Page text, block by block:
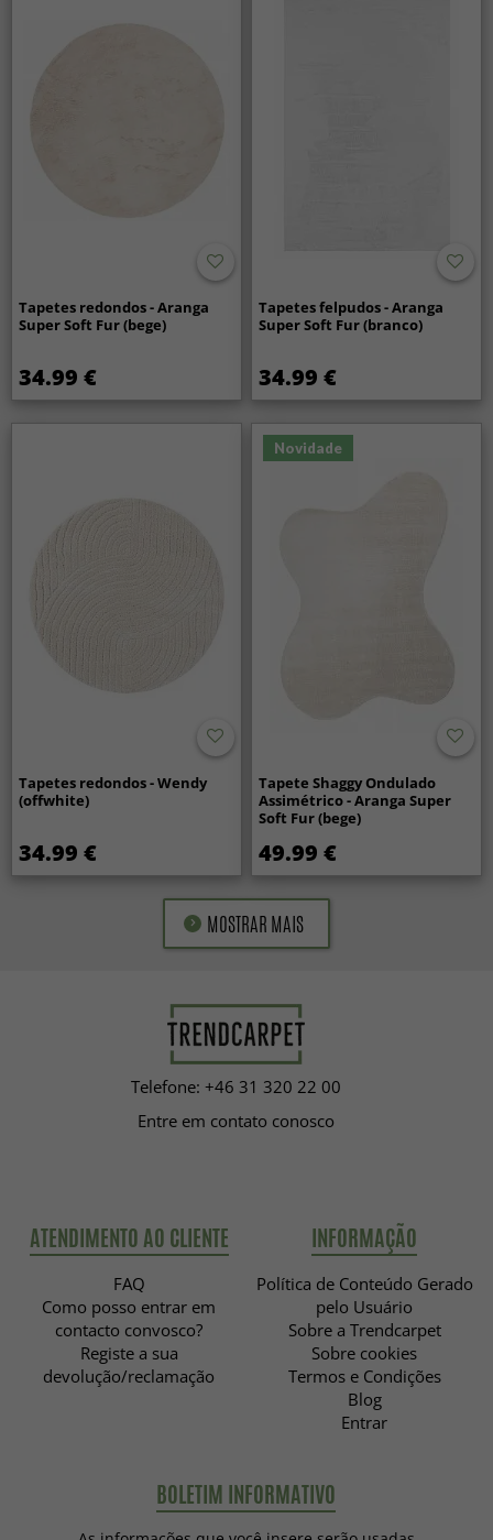
Tapetes redondos - Aranga
Super Soft Fur (bege)
34.99 €
Tapetes felpudos - Aranga
Super Soft Fur (branco)
34.99 €
Tapetes redondos - Wendy
(offwhite)
34.99 €
Novidade
Tapete Shaggy Ondulado
Assimétrico - Aranga Super
Soft Fur (bege)
49.99 €
MOSTRAR MAIS
Telefone: +46 31 320 22 00
Entre em contato conosco
ATENDIMENTO AO CLIENTE
FAQ
Como posso entrar em
contacto convosco?
Registe a sua
devolução/reclamação
INFORMAÇÃO
Política de Conteúdo Gerado
pelo Usuário
Sobre a Trendcarpet
Sobre cookies
Termos e Condições
Blog
Entrar
BOLETIM INFORMATIVO